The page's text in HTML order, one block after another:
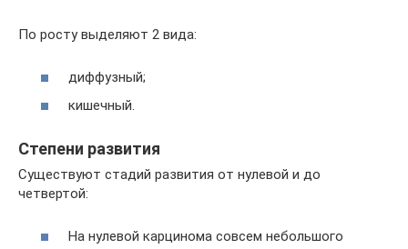
По росту выделяют 2 вида:
диффузный;
кишечный.
Степени развития
Существуют стадий развития от нулевой и до
четвертой:
На нулевой карцинома совсем небольшого